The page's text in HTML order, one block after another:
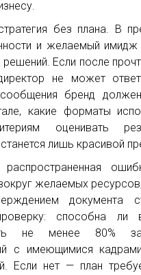
без плана. В
и желаемый имидж
решений. Если после
не может
бренд
какие форматы
оценивать
лишь красивой
желаемых
документа
способна ли
не менее 80%
с имеющимися
Если нет — план